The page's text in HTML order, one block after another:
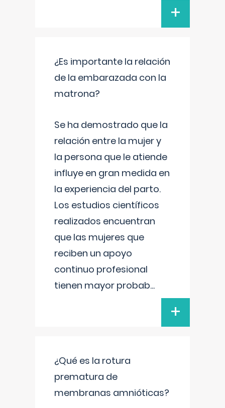
+
¿Es importante la relación
de la embarazada con la
matrona?
Se ha demostrado que la
relación entre la mujer y
la persona que le atiende
influye en gran medida en
la experiencia del parto.
Los estudios científicos
realizados encuentran
que las mujeres que
reciben un apoyo
continuo profesional
tienen mayor probab...
+
¿Qué es la rotura
prematura de
membranas amnióticas?